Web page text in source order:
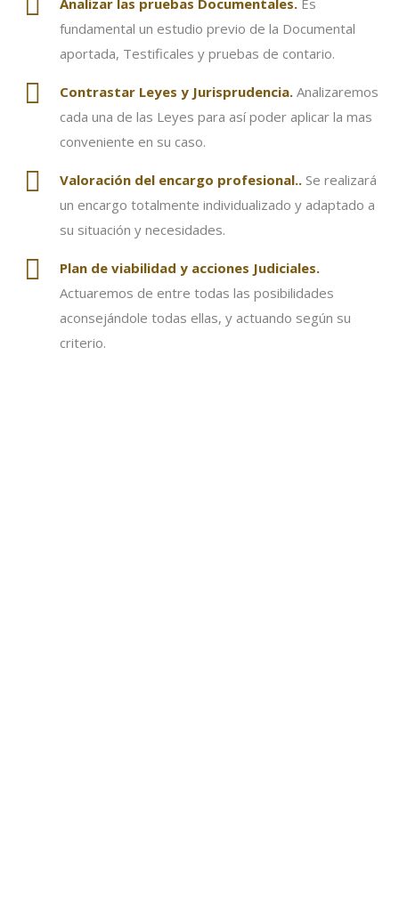
Analizar las pruebas Documentales. Es
fundamental un estudio previo de la Documental
aportada, Testificales y pruebas de contario.
Contrastar Leyes y Jurisprudencia. Analizaremos
cada una de las Leyes para así poder aplicar la mas
conveniente en su caso.
Valoración del encargo profesional.. Se realizará
un encargo totalmente individualizado y adaptado a
su situación y necesidades.
Plan de viabilidad y acciones Judiciales.
Actuaremos de entre todas las posibilidades
aconsejándole todas ellas, y actuando según su
criterio.